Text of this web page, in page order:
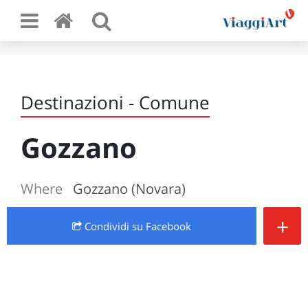
Destinazioni - Comune
Gozzano
Where Gozzano (Novara)
Condividi su Facebook +